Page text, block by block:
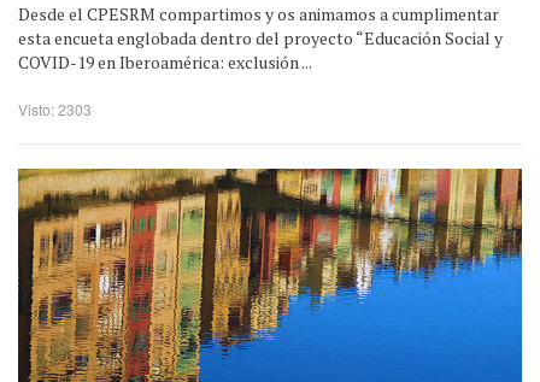
Desde el CPESRM compartimos y os animamos a cumplimentar
esta encueta englobada dentro del proyecto “Educación Social y
COVID-19 en Iberoamérica: exclusión ...
Visto: 2303